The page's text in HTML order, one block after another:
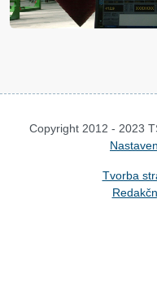
Copyright 2012 - 2023
Tvorba